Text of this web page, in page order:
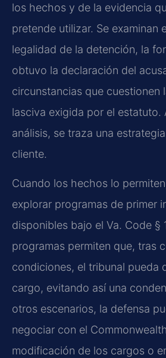
los hechos y de la evidencia
pretende utilizar. Se examinan
legalidad de la detención, la
obtuvo la declaración del
circunstancias que cuestionen
lasciva exigida por el estatuto.
análisis, se traza una
cliente.
Cuando los hechos lo
explorar programas de primer
disponibles bajo el Va. Code §
programas permiten que, tras
condiciones, el tribunal pueda
cargo, evitando así una
otros escenarios, la defensa
negociar con el
modificación de los cargos o